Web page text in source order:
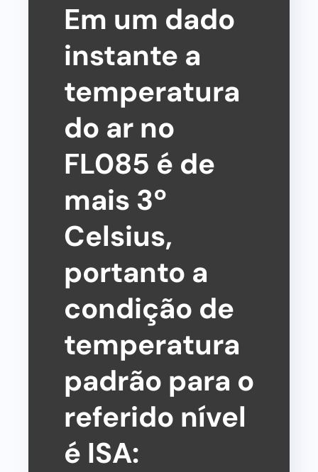
Em um dado
instante a
temperatura
do ar no
FL085 é de
mais 3º
Celsius,
portanto a
condição de
temperatura
padrão para o
referido nível
é ISA: